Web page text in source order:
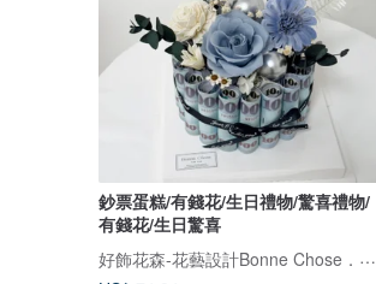
鈔票蛋糕/有錢花/生日禮物/驚喜禮物/
有錢花/生日驚喜
好飾花森-花藝設計Bonne Chose．Floral Art